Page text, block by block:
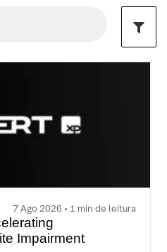
7 Ago 2026 • 1 min de leitura
Impairment